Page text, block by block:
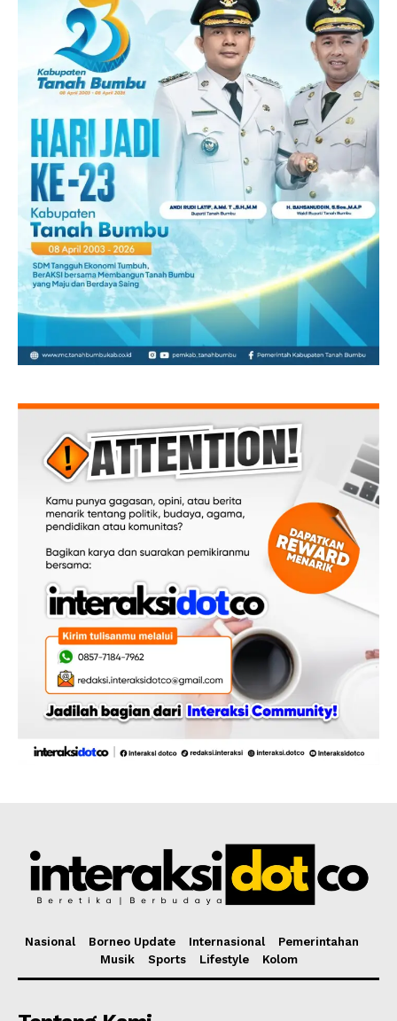
Nasional Borneo Update Internasional
Pemerintahan
Musik
Sports Lifestyle Kolom